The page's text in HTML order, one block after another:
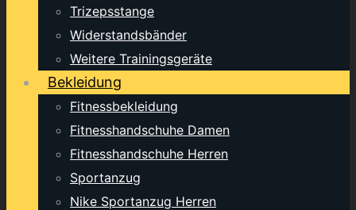
Trizepsstange
Widerstandsbänder
Weitere Trainingsgeräte
Bekleidung
Fitnessbekleidung
Fitnesshandschuhe Damen
Fitnesshandschuhe Herren
Sportanzug
Nike Sportanzug Herren